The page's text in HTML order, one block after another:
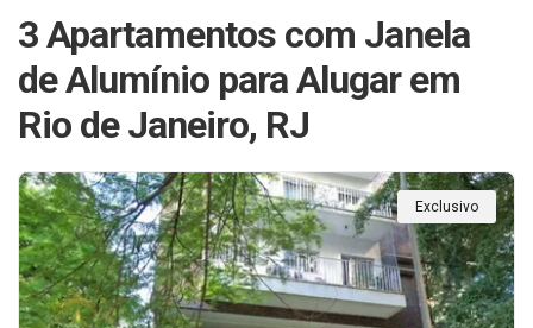
3 Apartamentos com Janela
de Alumínio para Alugar em
Rio de Janeiro, RJ
Exclusivo